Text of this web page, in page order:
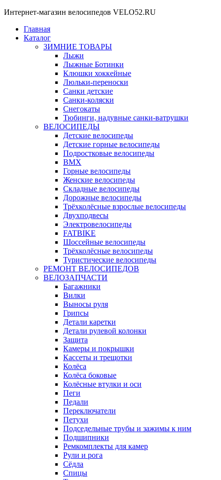
Интернет-магазин велосипедов VELO52.RU
Главная
Каталог
ЗИМНИЕ ТОВАРЫ
Лыжи
Лыжные Ботинки
Клюшки хоккейные
Люльки-переноски
Санки детские
Санки-коляски
Снегокаты
Тюбинги, надувные санки-ватрушки
ВЕЛОСИПЕДЫ
Детские велосипеды
Детские горные велосипеды
Подростковые велосипеды
BMX
Горные велосипеды
Женские велосипеды
Складные велосипеды
Дорожные велосипеды
Трёхколёсные взрослые велосипеды
Двухподвесы
Электровелосипеды
FATBIKE
Шоссейные велосипеды
Трёхколёсные велосипеды
Туристические велосипеды
РЕМОНТ ВЕЛОСИПЕДОВ
ВЕЛОЗАПЧАСТИ
Багажники
Вилки
Выносы руля
Грипсы
Детали каретки
Детали рулевой колонки
Защита
Камеры и покрышки
Кассеты и трещотки
Колёса
Колёса боковые
Колёсные втулки и оси
Пеги
Педали
Переключатели
Петухи
Подседельные трубы и зажимы к ним
Подшипники
Ремкомплекты для камер
Рули и рога
Сёдла
Спицы